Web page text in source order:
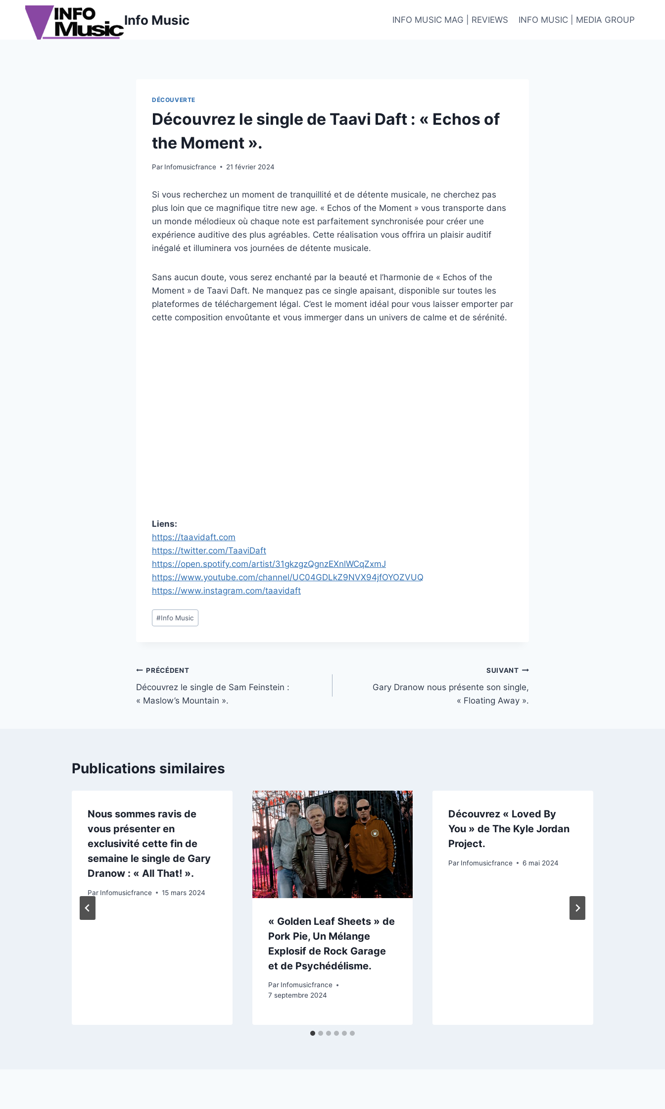
Info Music INFO MUSIC MAG | REVIEWS INFO MUSIC | MEDIA GROUP
DÉCOUVERTE
Découvrez le single de Taavi Daft : « Echos of
the Moment ».
Par Infomusicfrance 21 février 2024
Si vous recherchez un moment de tranquillité et de détente musicale, ne cherchez pas
plus loin que ce magnifique titre new age. « Echos of the Moment » vous transporte dans
un monde mélodieux où chaque note est parfaitement synchronisée pour créer une
expérience auditive des plus agréables. Cette réalisation vous offrira un plaisir auditif
inégalé et illuminera vos journées de détente musicale.
Sans aucun doute, vous serez enchanté par la beauté et l’harmonie de « Echos of the
Moment » de Taavi Daft. Ne manquez pas ce single apaisant, disponible sur toutes les
plateformes de téléchargement légal. C’est le moment idéal pour vous laisser emporter par
cette composition envoûtante et vous immerger dans un univers de calme et de sérénité.
Liens:
https://taavidaft.com
https://twitter.com/TaaviDaft
https://open.spotify.com/artist/31gkzgzQgnzEXnlWCqZxmJ
https://www.youtube.com/channel/UC04GDLkZ9NVX94jfOYOZVUQ
https://www.instagram.com/taavidaft
Étiquettes
de
#Info Music
Navigation
de
PRÉCÉDENT
Découvrez le single de Sam Feinstein :
« Maslow’s Mountain ».
SUIVANT
Gary Dranow nous présente son single,
« Floating Away ».
Publications similaires
Nous sommes ravis de
vous présenter en
exclusivité cette fin de
semaine le single de Gary
Dranow : « All That! ».
Par Infomusicfrance 15 mars 2024
« Golden Leaf Sheets » de
Pork Pie, Un Mélange
Explosif de Rock Garage
et de Psychédélisme.
Par Infomusicfrance
7 septembre 2024
Découvrez « Loved By
You » de The Kyle Jordan
Project.
Par Infomusicfrance 6 mai 2024